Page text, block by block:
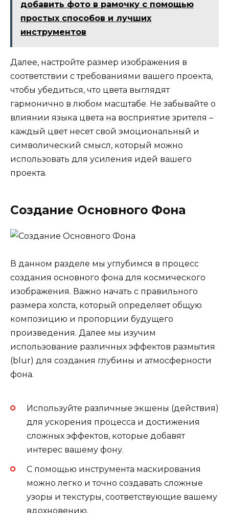
добавить фото в рамочку с помощью
простых способов и лучших
инструментов
Далее, настройте размер изображения в
соответствии с требованиями вашего проекта,
чтобы убедиться, что цвета выглядят
гармонично в любом масштабе. Не забывайте о
влиянии языка цвета на восприятие зрителя –
каждый цвет несет свой эмоциональный и
символический смысл, который можно
использовать для усиления идей вашего
проекта.
Создание Основного Фона
В данном разделе мы углубимся в процесс
создания основного фона для космического
изображения. Важно начать с правильного
размера холста, который определяет общую
композицию и пропорции будущего
произведения. Далее мы изучим
использование различных эффектов размытия
(blur) для создания глубины и атмосферности
фона.
Используйте различные экшены (действия)
для ускорения процесса и достижения
сложных эффектов, которые добавят
интерес вашему фону.
С помощью инструмента маскирования
можно легко и точно создавать сложные
узоры и текстуры, соответствующие вашему
вдохновению.